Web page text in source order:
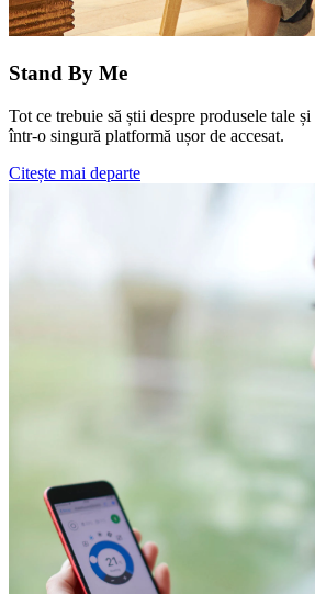
Stand By Me
Tot ce trebuie să știi despre produsele tale și
într-o singură platformă ușor de accesat.
Citește mai departe